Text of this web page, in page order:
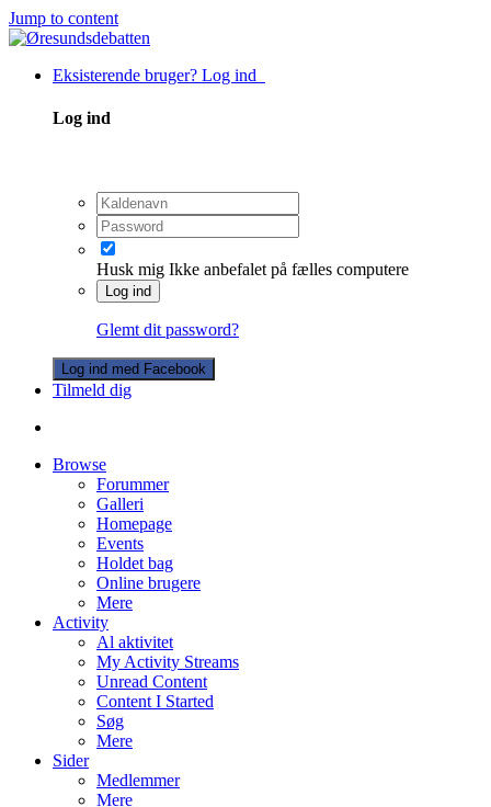
Jump to content
Eksisterende bruger? Log ind
Log ind
Husk mig Ikke anbefalet på fælles computere
Log ind
Glemt dit password?
Log ind med Facebook
Tilmeld dig
Browse
Forummer
Galleri
Homepage
Events
Holdet bag
Online brugere
Mere
Activity
Al aktivitet
My Activity Streams
Unread Content
Content I Started
Søg
Mere
Sider
Medlemmer
Mere